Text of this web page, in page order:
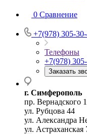
0 Сравнение
+7(978) 305-
Телефоны
+7(978)
Заказать
г. Симферополь
пр. Вернадского
ул. Рубцова 44
ул. Александра
ул. Астраханская